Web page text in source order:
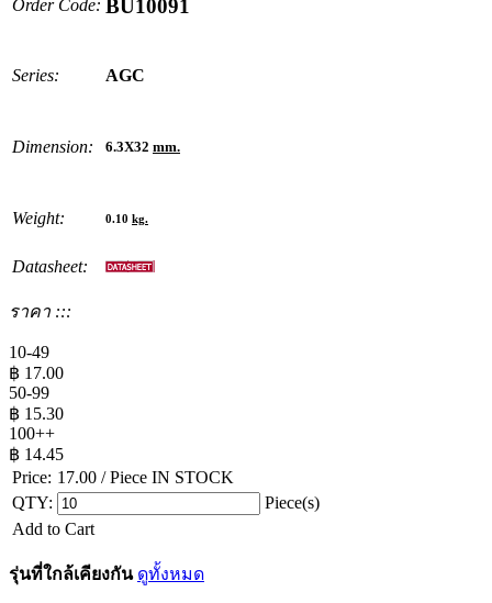
Order Code: BU10091
Series: AGC
Dimension: 6.3X32 mm.
Weight: 0.10 kg.
Datasheet:
ราคา :::
10-49
฿ 17.00
50-99
฿ 15.30
100++
฿ 14.45
Price: 17.00 / Piece IN STOCK
QTY:
Piece(s)
Add to Cart
รุ่นที่ใกล้เคียงกัน ดูทั้งหมด